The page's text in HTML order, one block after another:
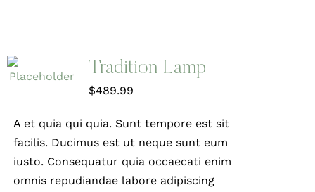
Tradition Lamp
$489.99
A et quia qui quia. Sunt tempore est sit
facilis. Ducimus est ut neque sunt eum
iusto. Consequatur quia occaecati enim
omnis repudiandae labore adipiscing